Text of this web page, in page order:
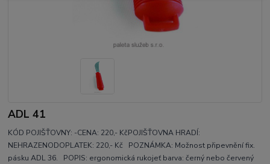
ADL 41
KÓD POJIŠŤOVNY: -CENA: 220,- KčPOJIŠŤOVNA HRADÍ:
NEHRAZENODOPLATEK: 220,- Kč POZNÁMKA: Možnost připevnění fix.
pásku ADL 36. POPIS: ergonomická rukojeť barva: černý nebo červený